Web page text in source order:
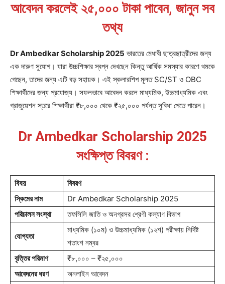
আবেদন করলেই ২৫,০০০ টাকা পাবেন, জানুন সব
তথ্য
Dr Ambedkar Scholarship 2025 ভারতের মেধাবী ছাত্রছাত্রীদের জন্য
এক দারুণ সুযোগ। যারা উচ্চশিক্ষার স্বপ্ন দেখছেন কিন্তু আর্থিক সমস্যার কারণে থমকে
গেছেন, তাদের জন্য এটি বড় সহায়ক। এই স্কলারশিপ মূলত SC/ST ও OBC
শিক্ষার্থীদের জন্য প্রযোজ্য। সফলভাবে আবেদন করলে মাধ্যমিক, উচ্চমাধ্যমিক এবং
গ্রাজুয়েশন স্তরে শিক্ষার্থীরা ₹৮,০০০ থেকে ₹২৫,০০০ পর্যন্ত সুবিধা পেতে পারেন।
Dr Ambedkar Scholarship 2025
সংক্ষিপ্ত বিবরণ :
বিষয়
বিবরণ
স্কিমের নাম
Dr Ambedkar Scholarship 2025
পরিচালন সংস্থা
তফসিলি জাতি ও অনগ্রসর শ্রেণী কল্যাণ বিভাগ
যোগ্যতা
মাধ্যমিক (১০ম) ও উচ্চমাধ্যমিক (১২শ) পরীক্ষায় নির্দিষ্ট
শতাংশ নম্বর
বৃত্তির পরিমাণ
₹৮,০০০ – ₹২৫,০০০
আবেদনের ধরণ
অনলাইন আবেদন